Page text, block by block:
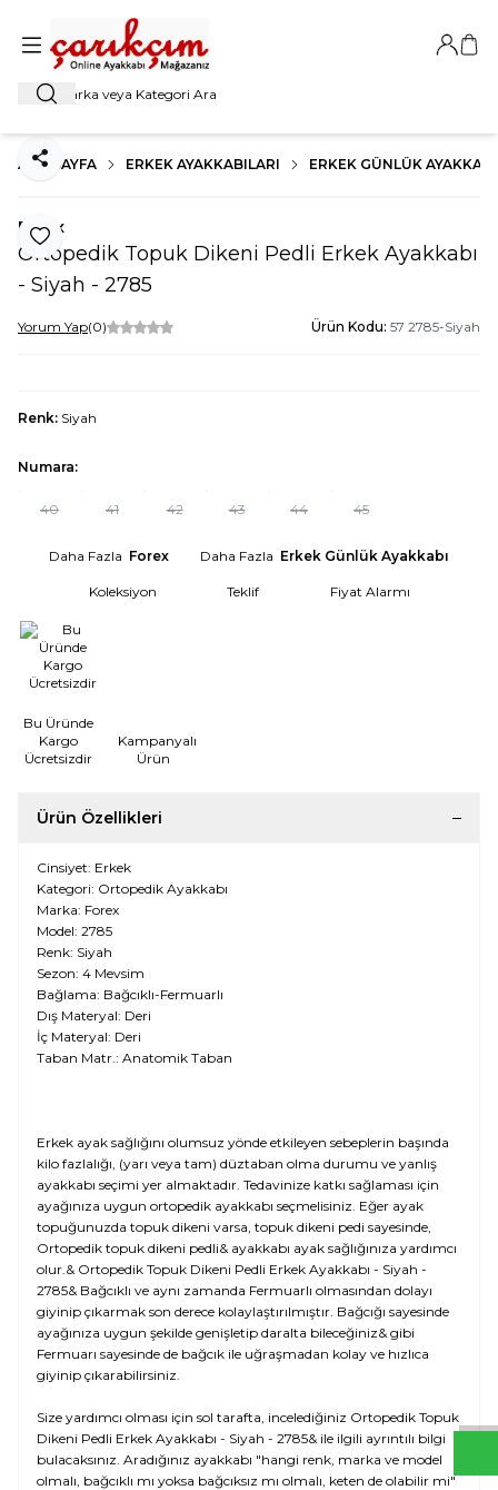
Ara
Giriş
ANA SAYFA ERKEK AYAKKABILARI ERKEK GÜNLÜK AYAKKABI
Favoriye Ekle
Paylaş
Forex
Ortopedik Topuk Dikeni Pedli Erkek Ayakkabı
- Siyah - 2785
Yorum Yap(0) Ürün Kodu: 57 2785-Siyah
Renk: Siyah
Numara:
40 41 42 43 44 45
Daha Fazla Forex Daha Fazla Erkek Günlük Ayakkabı
Koleksiyon Teklif Fiyat Alarmı
Bu Üründe
Kargo
Ücretsizdir
Kampanyalı
Ürün
Ürün Özellikleri
Cinsiyet: Erkek
Kategori: Ortopedik Ayakkabı
Marka: Forex
Model: 2785
Renk: Siyah
Sezon: 4 Mevsim
Bağlama: Bağcıklı-Fermuarlı
Dış Materyal: Deri
İç Materyal: Deri
Taban Matr.: Anatomik Taban
Erkek ayak sağlığını olumsuz yönde etkileyen sebeplerin başında
kilo fazlalığı, (yarı veya tam) düztaban olma durumu ve yanlış
ayakkabı seçimi yer almaktadır. Tedavinize katkı sağlaması için
ayağınıza uygun ortopedik ayakkabı seçmelisiniz. Eğer ayak
topuğunuzda topuk dikeni varsa, topuk dikeni pedi sayesinde,
Ortopedik topuk dikeni pedli& ayakkabı ayak sağlığınıza yardımcı
olur.& Ortopedik Topuk Dikeni Pedli Erkek Ayakkabı - Siyah -
2785& Bağcıklı ve aynı zamanda Fermuarlı olmasından dolayı
giyinip çıkarmak son derece kolaylaştırılmıştır. Bağcığı sayesinde
ayağınıza uygun şekilde genişletip daralta bileceğiniz& gibi
Fermuarı sayesinde de bağcık ile uğraşmadan kolay ve hızlıca
giyinip çıkarabilirsiniz.
Size yardımcı olması için sol tarafta, incelediğiniz Ortopedik Topuk
Dikeni Pedli Erkek Ayakkabı - Siyah - 2785& ile ilgili ayrıntılı bilgi
bulacaksınız. Aradığınız ayakkabı "hangi renk, marka ve model
olmalı, bağcıklı mı yoksa bağcıksız mı olmalı, keten de olabilir mi"